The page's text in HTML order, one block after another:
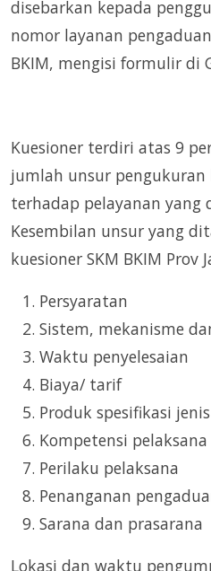
disebarkan kepada
nomor layanan
BKIM, mengisi formulir di
Kuesioner terdiri atas 9
jumlah unsur pengukuran
terhadap pelayanan
Kesembilan unsur yang
kuesioner SKM BKIM Prov
Persyaratan
Sistem, mekanisme
Waktu penyelesaian
Biaya/ tarif
Produk spesifikasi
Kompetensi pelaksana
Perilaku pelaksana
Penanganan
Sarana dan prasarana
Lokasi dan waktu